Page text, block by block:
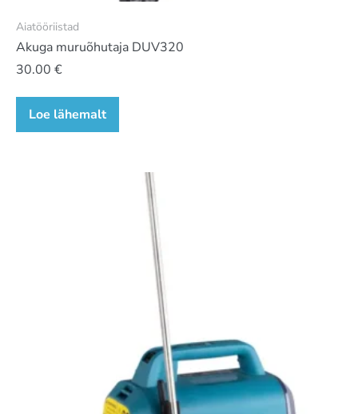
Aiatööriistad
Akuga muruõhutaja DUV320
30.00 €
Loe lähemalt